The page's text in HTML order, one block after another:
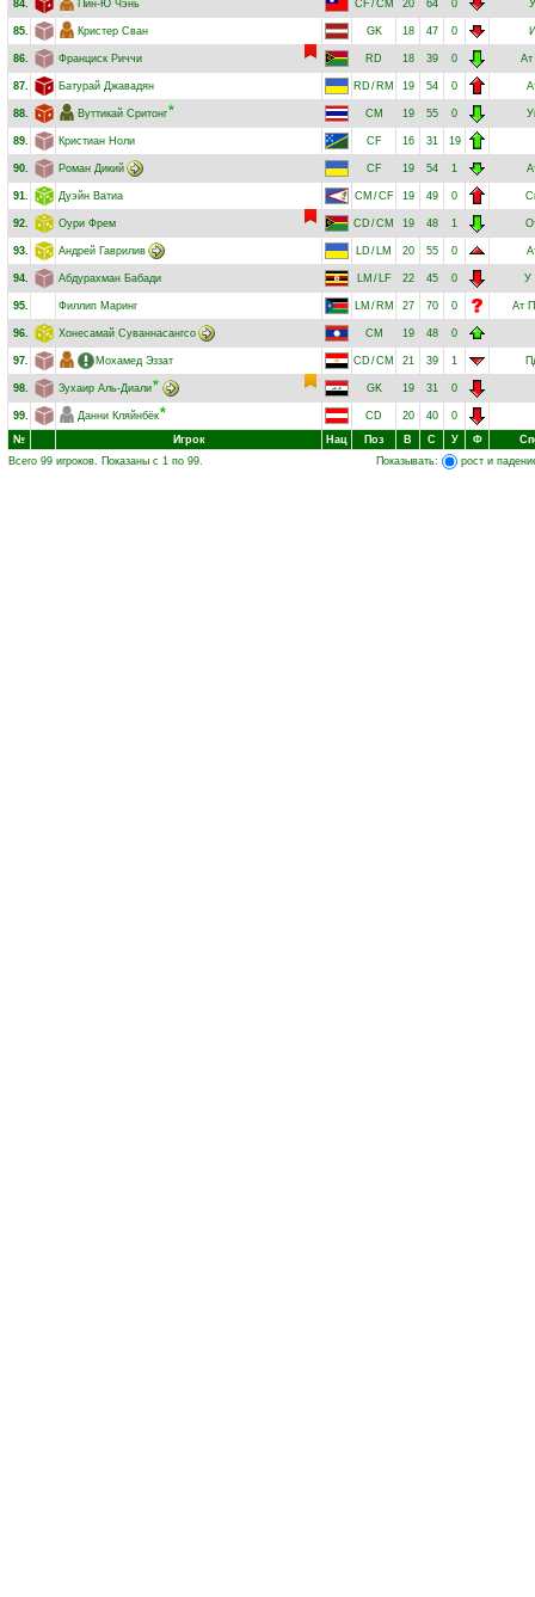
84. Пин-Ю Чэнь CF /CM 20 64 0 У
85. Кристер Сван GK 18 47 0 И
86. Франциск Риччи RD 18 39 0 Ат
87. Батурай Джавадян RD / RM 19 54 0
88. Вуттикай Сритонг CM 19 55 0
89. Кристиан Ноли CF 16 31 19
90. Роман Дикий CF 19 54 1
91. Дуэйн Ватиа CM /CF 19 49 0
92. Оури Фрем CD /CM 19 48 1
93. Андрей Гаврилив LD / LM 20 55 0
94. Абдурахман Бабади LM / LF 22 45 0 У
95. Филлип Маринг LM / RM 27 70 0 Ат
96. Хонесамай Суваннасангсо CM 19 48 0
97. Мохамед Эззат CD /CM 21 39 1
98. Зухаир Аль-Диали GK 19 31 0
99. Данни Кляйнбёк CD 20 40
0
№
Игрок Нац Поз В С У Ф
Всего 99 игроков. Показаны с 1 по 99.
Показывать: рост и